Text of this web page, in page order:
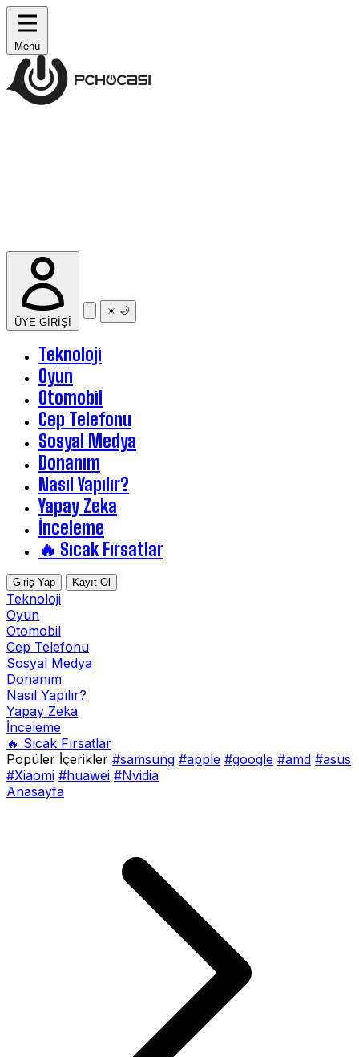
Menü
ÜYE GİRİŞİ
☀️ 🌙
Teknoloji
Oyun
Otomobil
Cep Telefonu
Sosyal Medya
Donanım
Nasıl Yapılır?
Yapay Zeka
İnceleme
🔥 Sıcak Fırsatlar
Giriş Yap Kayıt Ol
Teknoloji
Oyun
Otomobil
Cep Telefonu
Sosyal Medya
Donanım
Nasıl Yapılır?
Yapay Zeka
İnceleme
🔥 Sıcak Fırsatlar
Popüler İçerikler #samsung #apple #google #amd #asus
#Xiaomi #huawei #Nvidia
Anasayfa